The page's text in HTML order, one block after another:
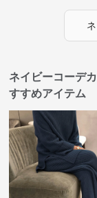
ネイビーコーデ
すすめアイテム